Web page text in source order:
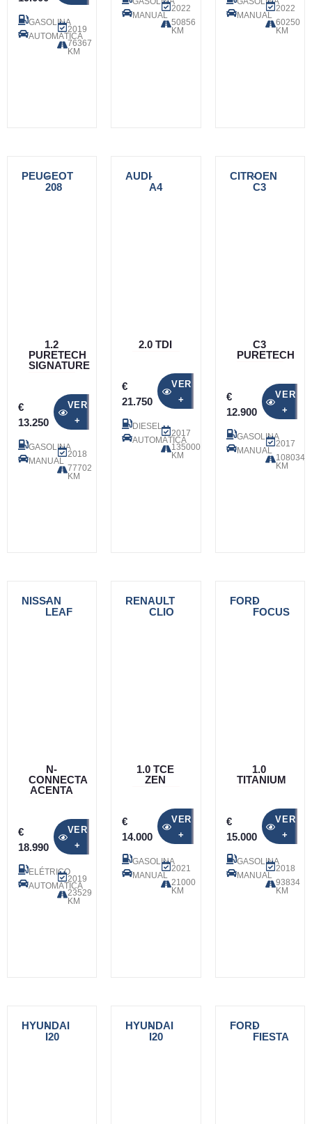
GASOLINA
AUTOMÁTICA
2019
76367
KM
MANUAL
2022
50856
KM
MANUAL
2022
60250
KM
PEUGEOT
-
208
1.2
PURETECH
SIGNATURE
€
13.250
VER
+
GASOLINA
MANUAL
2018
77702
KM
AUDI-
A4
2.0 TDI
€
21.750
VER
+
DIESEL
AUTOMÁTICA
2017
135000
KM
CITROEN
-
C3
C3
PURETECH
€
12.900
VER
+
GASOLINA
MANUAL
2017
108034
KM
NISSAN
-
LEAF
N-
CONNECTA
ACENTA
€
18.990
VER
+
ELÉTRICO
AUTOMÁTICA
2019
23529
KM
RENAULT
-
CLIO
1.0 TCE
ZEN
€
14.000
VER
+
GASOLINA
MANUAL
2021
21000
KM
FORD
-
FOCUS
1.0
TITANIUM
€
15.000
VER
+
GASOLINA
MANUAL
2018
93834
KM
HYUNDAI
-
I20
HYUNDAI
-
I20
FORD
-
FIESTA